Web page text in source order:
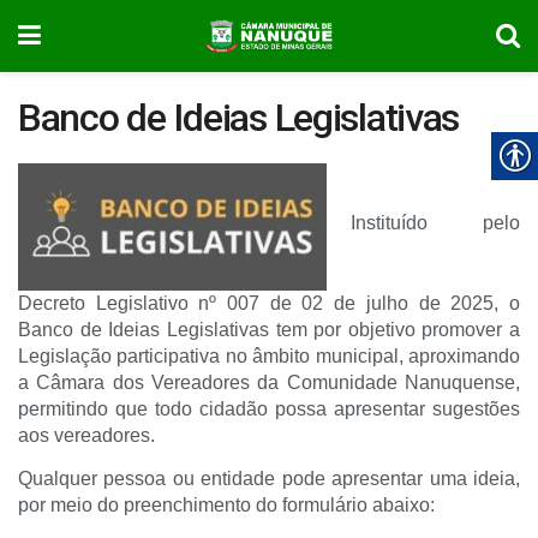
Banco de Ideias Legislativas
Instituído pelo
Decreto Legislativo nº 007 de 02 de julho de 2025, o
Banco de Ideias Legislativas tem por objetivo promover a
Legislação participativa no âmbito municipal, aproximando
a Câmara dos Vereadores da Comunidade Nanuquense,
permitindo que todo cidadão possa apresentar sugestões
aos vereadores.
Qualquer pessoa ou entidade pode apresentar uma ideia,
por meio do preenchimento do formulário abaixo: